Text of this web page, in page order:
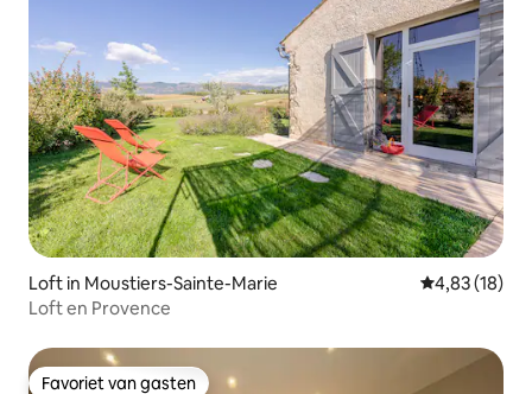
Loft in Moustiers-Sainte-Marie Gemiddelde
4,83 (18)
Loft en Provence
Favoriet van gasten